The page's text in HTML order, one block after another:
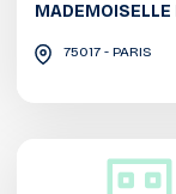
MADEMOISELLE
75017 - PARIS